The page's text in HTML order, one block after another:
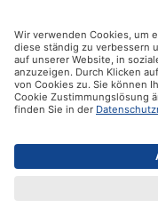
Social Media
Alle Preise inkl.
und ggf.